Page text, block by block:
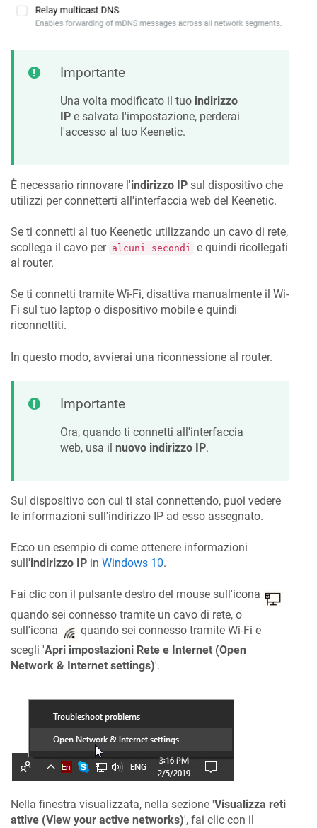
Importante
Una volta modificato il tuo indirizzo
IP e salvata l'impostazione, perderai
l'accesso al tuo Keenetic.
È necessario rinnovare l'indirizzo IP sul dispositivo che
utilizzi per connetterti all'interfaccia web del Keenetic.
Se ti connetti al tuo Keenetic utilizzando un cavo di rete,
scollega il cavo per alcuni secondi
e quindi ricollegati
al router.
Se ti connetti tramite Wi-Fi, disattiva manualmente il Wi-
Fi sul tuo laptop o dispositivo mobile e quindi
riconnettiti.
In questo modo, avvierai una riconnessione al router.
Importante
Ora, quando ti connetti all'interfaccia
web, usa il nuovo indirizzo IP.
Sul dispositivo con cui ti stai connettendo, puoi vedere
le informazioni sull'indirizzo IP ad esso assegnato.
Ecco un esempio di come ottenere informazioni
sull'indirizzo IP in Windows 10.
Fai clic con il pulsante destro del mouse sull'icona
quando sei connesso tramite un cavo di rete, o
sull'icona
quando sei connesso tramite Wi-Fi e
scegli 'Apri impostazioni Rete e Internet (Open
Network & Internet settings)'.
Nella finestra visualizzata, nella sezione 'Visualizza reti
attive (View your active networks)', fai clic con il